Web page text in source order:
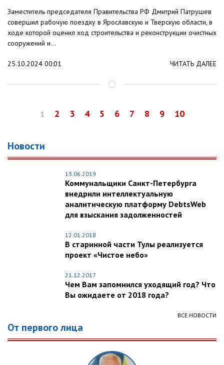
Заместитель председателя Правительства РФ Дмитрий Патрушев
совершил рабочую поездку в Ярославскую и Тверскую области, в
ходе которой оценил ход строительства и реконструкции очистных
сооружений и...
25.10.2024 00:01 ЧИТАТЬ ДАЛЕЕ
1 2 3 4 5 6 7 8 9 10
Новости
13.06.2019
Коммунальщики Санкт-Петербурга
внедрили интеллектуальную
аналитическую платформу DebtsWeb
для взыскания задолженностей
12.01.2018
В старинной части Тулы реализуется
проект «Чистое небо»
21.12.2017
Чем Вам запомнился уходящий год? Что
Вы ожидаете от 2018 года?
ВСЕ НОВОСТИ
От первого лица